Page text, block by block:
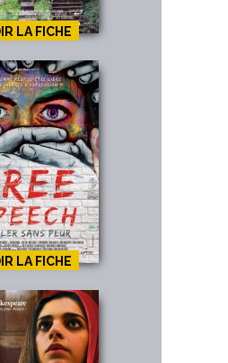
LA FICHE
LA FICHE